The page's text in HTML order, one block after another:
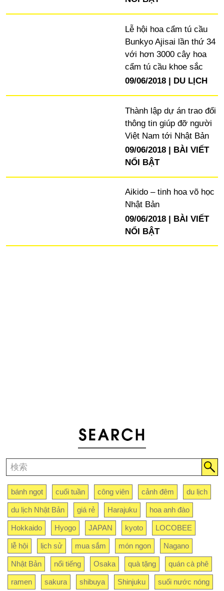
Lễ hội hoa cẩm tú cầu
Bunkyo Ajisai lần thứ 34
với hơn 3000 cây hoa
cẩm tú cầu khoe sắc
09/06/2018
DU LỊCH
Thành lập dự án trao đổi
thông tin giúp đỡ người
Việt Nam tới Nhật Bản
09/06/2018
BÀI VIẾT
NỔI BẬT
Aikido – tinh hoa võ học
Nhật Bản
09/06/2018
BÀI VIẾT
NỔI BẬT
bánh ngọt cuối tuần công viên cảnh đêm du lịch
du lịch Nhật Bản giá rẻ Harajuku hoa anh đào
Hokkaido Hyogo JAPAN kyoto LOCOBEE
lễ hội lịch sử mua sắm món ngon Nagano
Nhật Bản nổi tiếng Osaka quà tặng quán cà phê
ramen sakura shibuya Shinjuku suối nước nóng